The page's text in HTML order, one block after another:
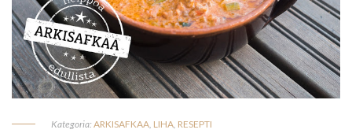
Kategoria: ARKISAFKAA LIHA RESEPTI